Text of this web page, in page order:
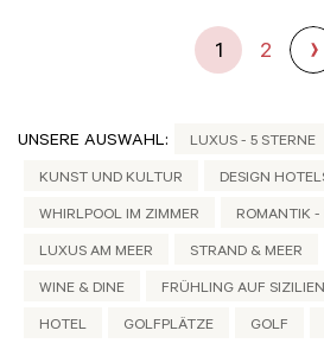
1 2
UNSERE AUSWAHL: LUXUS - 5 STERNE
KUNST UND KULTUR DESIGN
WHIRLPOOL IM ZIMMER ROMANTIK -
LUXUS AM MEER STRAND & MEER
WINE & DINE FRÜHLING AUF SIZILIEN
HOTEL GOLFPLÄTZE GOLF